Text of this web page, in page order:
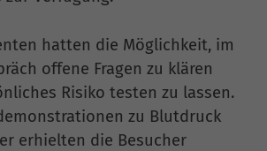
hatten die Möglichkeit, im
offene Fragen zu klären
Risiko testen zu lassen.
zu Blutdruck
erhielten die Besucher